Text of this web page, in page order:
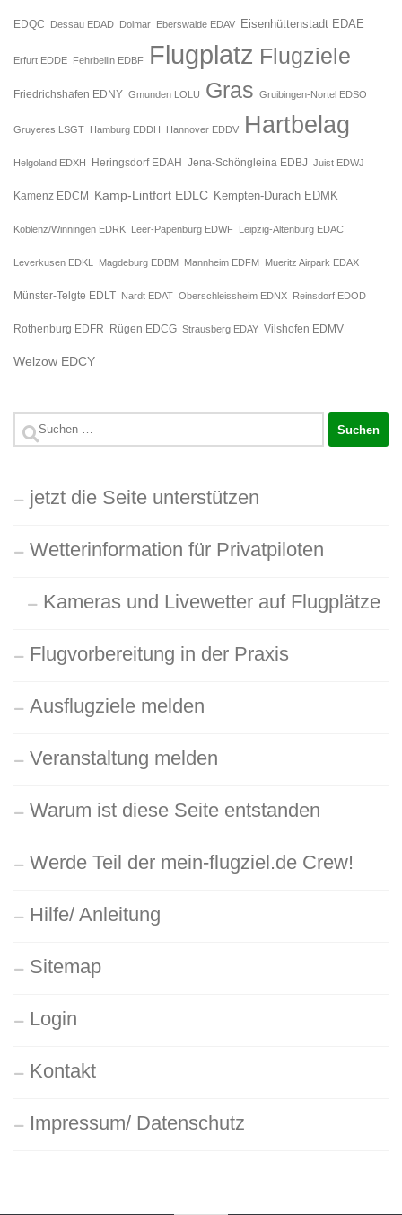
EDQC Dessau EDAD Dolmar Eberswalde EDAV Eisenhüttenstadt EDAE
Erfurt EDDE Fehrbellin EDBF Flugplatz Flugziele
Friedrichshafen EDNY Gmunden LOLU Gras Gruibingen-Nortel EDSO
Gruyeres LSGT Hamburg EDDH Hannover EDDV Hartbelag
Helgoland EDXH Heringsdorf EDAH Jena-Schöngleina EDBJ Juist EDWJ
Kamenz EDCM Kamp-Lintfort EDLC Kempten-Durach EDMK
Koblenz/Winningen EDRK Leer-Papenburg EDWF Leipzig-Altenburg EDAC
Leverkusen EDKL Magdeburg EDBM Mannheim EDFM Mueritz Airpark EDAX
Münster-Telgte EDLT Nardt EDAT Oberschleissheim EDNX Reinsdorf EDOD
Rothenburg EDFR Rügen EDCG Strausberg EDAY Vilshofen EDMV
Welzow EDCY
Suchen
jetzt die Seite unterstützen
Wetterinformation für Privatpiloten
Kameras und Livewetter auf Flugplätze
Flugvorbereitung in der Praxis
Ausflugziele melden
Veranstaltung melden
Warum ist diese Seite entstanden
Werde Teil der mein-flugziel.de Crew!
Hilfe/ Anleitung
Sitemap
Login
Kontakt
Impressum/ Datenschutz